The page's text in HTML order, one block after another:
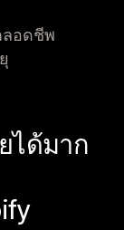
ลอดชีพ
ได้มาก